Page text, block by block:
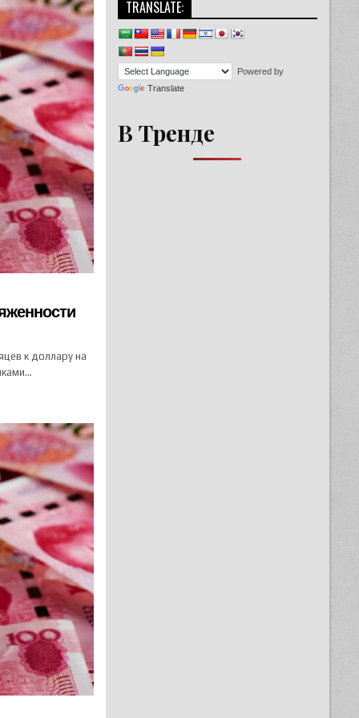
к доллару на
TRANSLATE:
Powered by
Translate
В Тренде